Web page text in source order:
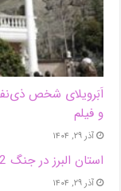
اَبَر‌ویلای شخص
و فیلم
آذر ۲۹, ۱۴۰۴
استان البرز در جنگ 12 روزه 7 شهید دانشجو تقدیم انقلاب کرد
آذر ۲۹, ۱۴۰۴